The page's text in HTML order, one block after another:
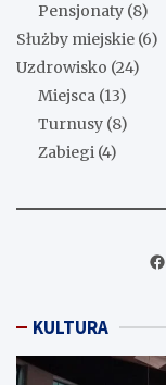
Pensjonaty (8)
Służby miejskie (6)
Uzdrowisko (24)
Miejsca (13)
Turnusy (8)
Zabiegi (4)
KULTURA